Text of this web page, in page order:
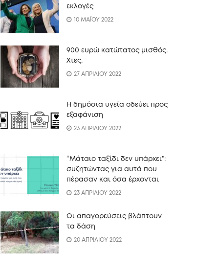
εκλογές
10 ΜΑΪΟΥ 2022
900 ευρώ κατώτατος μισθός.
Xτες.
27 ΑΠΡΙΛΙΟΥ 2022
Η δημόσια υγεία οδεύει προς
εξαφάνιση
23 ΑΠΡΙΛΙΟΥ 2022
“Mάταιο ταξίδι δεν υπάρχει”:
συζητώντας για αυτά που
πέρασαν και όσα έρχονται
23 ΑΠΡΙΛΙΟΥ 2022
Οι απαγορεύσεις βλάπτουν
τα δάση
20 ΑΠΡΙΛΙΟΥ 2022